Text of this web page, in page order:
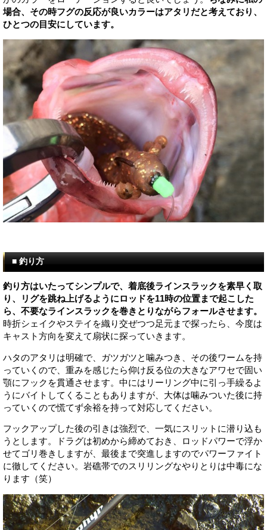
場合、その時フグの反応が良いカラーはアタリだと考えており、
ひとつの目安にしています。
■ 釣り方
釣り方はいたってシンプルで、着底後ラインスラックを素早く取
り、リグを跳ね上げるようにロッドを11時の位置まで起こした
ら、不要なラインスラックを巻きとりながらフォールさせます。
時折シェイクやステイを織り交ぜつつ足元まで探ったら、今度は
キャスト方向を変えて扇状に探っていきます。
ハタのアタリは明確で、ガツガツと噛みつき、その後ワームを持
っていくので、重みを感じたら仰け反る位の大きなアワセで固い
顎にフックを貫通させます。中にはリーリング中に引っ手繰るよ
うにバイトしてくることもありますが、大体は噛みついた後に持
っていくので慌てず余裕を持って対応してください。
フックアップした後の引きは強烈で、一気にスリットに潜り込も
うとします。ドラグは初めから締めておき、ロッドパワーで浮か
せてゴリ巻きしますが、最後まで突進しますのでパワーファイト
に徹してください。岩礁帯でのスリリングなやりとりは中毒にな
ります（笑）